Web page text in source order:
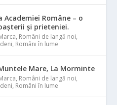
Academiei Române – o
și prieteniei.
, Români de langă noi,
, Români în lume
Mare, La Morminte
, Români de langă noi,
, Români în lume